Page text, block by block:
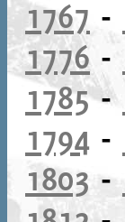
1767 -
1776 -
1785-
1794 -
1803-